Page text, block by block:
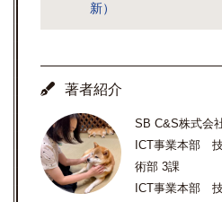
新）
著者紹介
SB C&S株式会
ICT事業本部
術部 3課
ICT事業本部